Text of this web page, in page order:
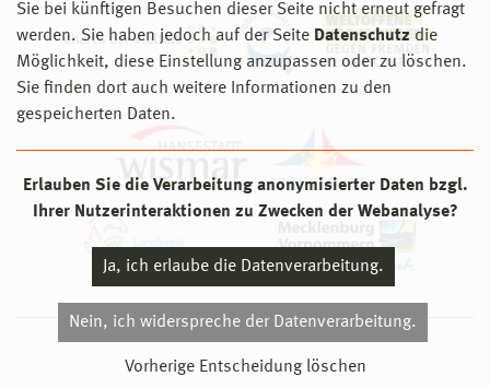
Sie bei künftigen Besuchen dieser Seite nicht erneut gefragt
werden. Sie haben jedoch auf der Seite Datenschutz die
Möglichkeit, diese Einstellung anzupassen oder zu löschen.
Sie finden dort auch weitere Informationen zu den
gespeicherten Daten.
Erlauben Sie die Verarbeitung anonymisierter Daten bzgl.
Ihrer Nutzerinteraktionen zu Zwecken der Webanalyse?
Ja, ich erlaube die Datenverarbeitung.
Nein, ich widerspreche der Datenverarbeitung.
Vorherige Entscheidung löschen
© 2026 Hochschule Wismar